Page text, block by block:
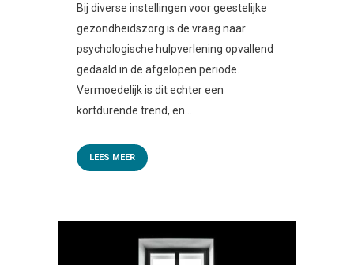
Bij diverse instellingen voor geestelijke
gezondheidszorg is de vraag naar
psychologische hulpverlening opvallend
gedaald in de afgelopen periode.
Vermoedelijk is dit echter een
kortdurende trend, en...
LEES MEER